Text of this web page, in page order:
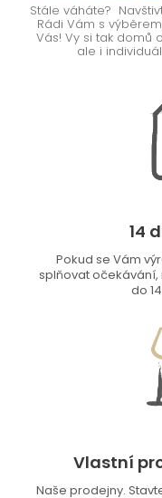
Stále váháte?
Rádi Vám s
Vás! Vy si tak domů
ale i
14
Pokud se Vám
splňovat
do
Vlastní
Naše prodejny.